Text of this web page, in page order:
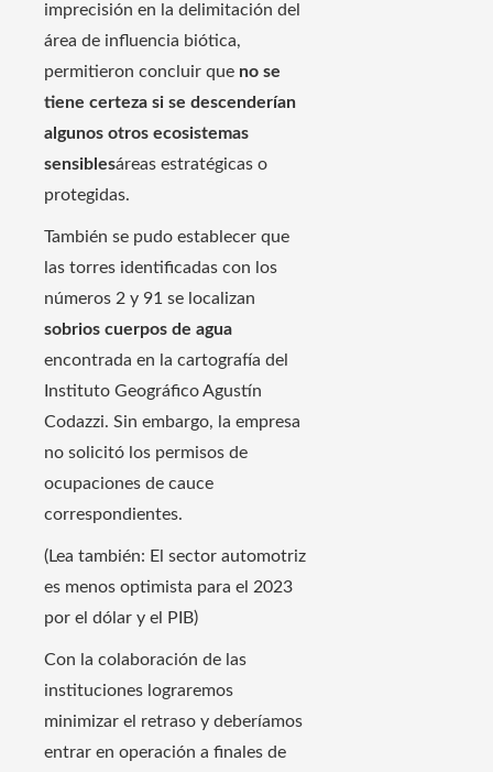
imprecisión en la delimitación del
área de influencia biótica,
permitieron concluir que no se
tiene certeza si se descenderían
algunos otros ecosistemas
sensiblesáreas estratégicas o
protegidas.
También se pudo establecer que
las torres identificadas con los
números 2 y 91 se localizan
sobrios cuerpos de agua
encontrada en la cartografía del
Instituto Geográfico Agustín
Codazzi. Sin embargo, la empresa
no solicitó los permisos de
ocupaciones de cauce
correspondientes.
(Lea también: El sector automotriz
es menos optimista para el 2023
por el dólar y el PIB)
Con la colaboración de las
instituciones lograremos
minimizar el retraso y deberíamos
entrar en operación a finales de